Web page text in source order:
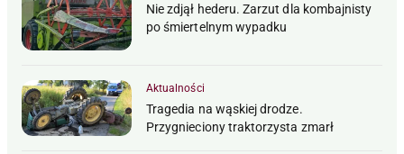
Nie zdjął hederu. Zarzut dla kombajnisty
po śmiertelnym wypadku
Aktualności
Tragedia na wąskiej drodze.
Przygnieciony traktorzysta zmarł